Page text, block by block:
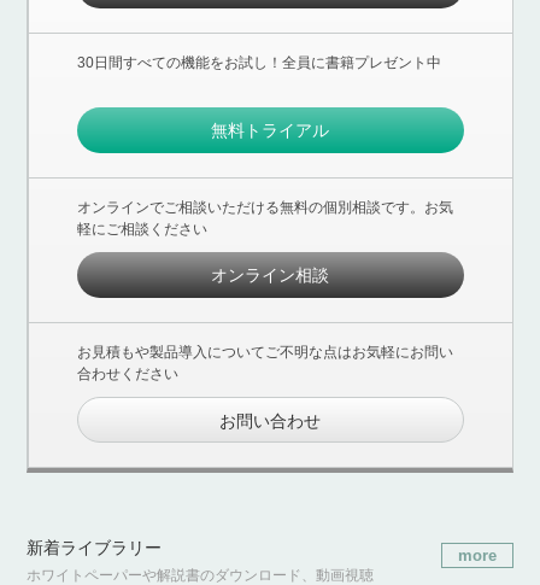
30日間すべての機能をお試し！全員に書籍プレゼント中
無料トライアル
オンラインでご相談いただける無料の個別相談です。お気
軽にご相談ください
オンライン相談
お見積もや製品導入についてご不明な点はお気軽にお問い
合わせください
お問い合わせ
新着ライブラリー
ホワイトペーパーや解説書のダウンロード、動画視聴
more